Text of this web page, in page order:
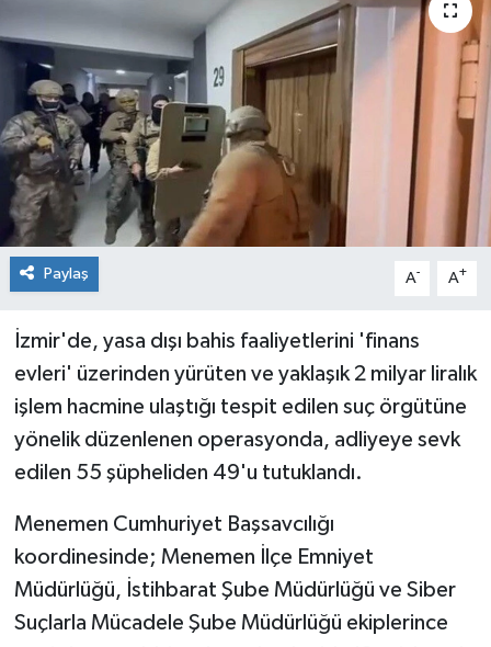
Paylaş A- A+
İzmir'de, yasa dışı bahis faaliyetlerini 'finans
evleri' üzerinden yürüten ve yaklaşık 2 milyar liralık
işlem hacmine ulaştığı tespit edilen suç örgütüne
yönelik düzenlenen operasyonda, adliyeye sevk
edilen 55 şüpheliden 49'u tutuklandı.
Menemen Cumhuriyet Başsavcılığı
koordinesinde; Menemen İlçe Emniyet
Müdürlüğü, İstihbarat Şube Müdürlüğü ve Siber
Suçlarla Mücadele Şube Müdürlüğü ekiplerince